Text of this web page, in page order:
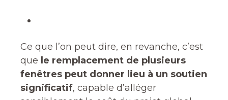
Ce que l’on peut dire, en revanche, c’est
que le remplacement de plusieurs
fenêtres peut donner lieu à un soutien
significatif, capable d’alléger